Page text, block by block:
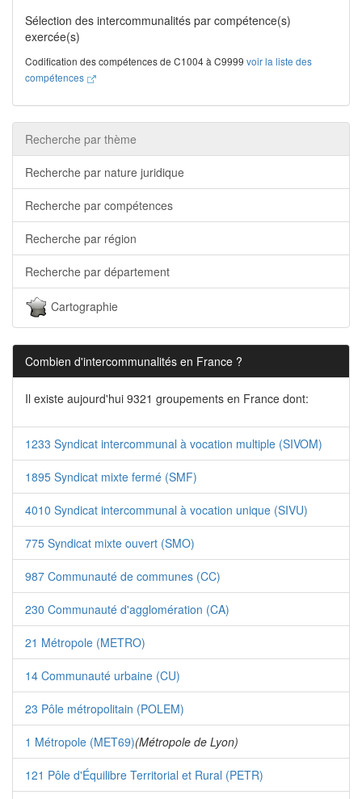
Sélection des intercommunalités par compétence(s)
exercée(s)
Codification des compétences de C1004 à C9999 voir la liste des
compétences
Recherche par thème
Recherche par nature juridique
Recherche par compétences
Recherche par région
Recherche par département
Cartographie
Combien d'intercommunalités en France ?
Il existe aujourd'hui 9321 groupements en France dont:
1233 Syndicat intercommunal à vocation multiple (SIVOM)
1895 Syndicat mixte fermé (SMF)
4010 Syndicat intercommunal à vocation unique (SIVU)
775 Syndicat mixte ouvert (SMO)
987 Communauté de communes (CC)
230 Communauté d'agglomération (CA)
21 Métropole (METRO)
14 Communauté urbaine (CU)
23 Pôle métropolitain (POLEM)
1 Métropole (MET69)(Métropole de Lyon)
121 Pôle d'Équilibre Territorial et Rural (PETR)